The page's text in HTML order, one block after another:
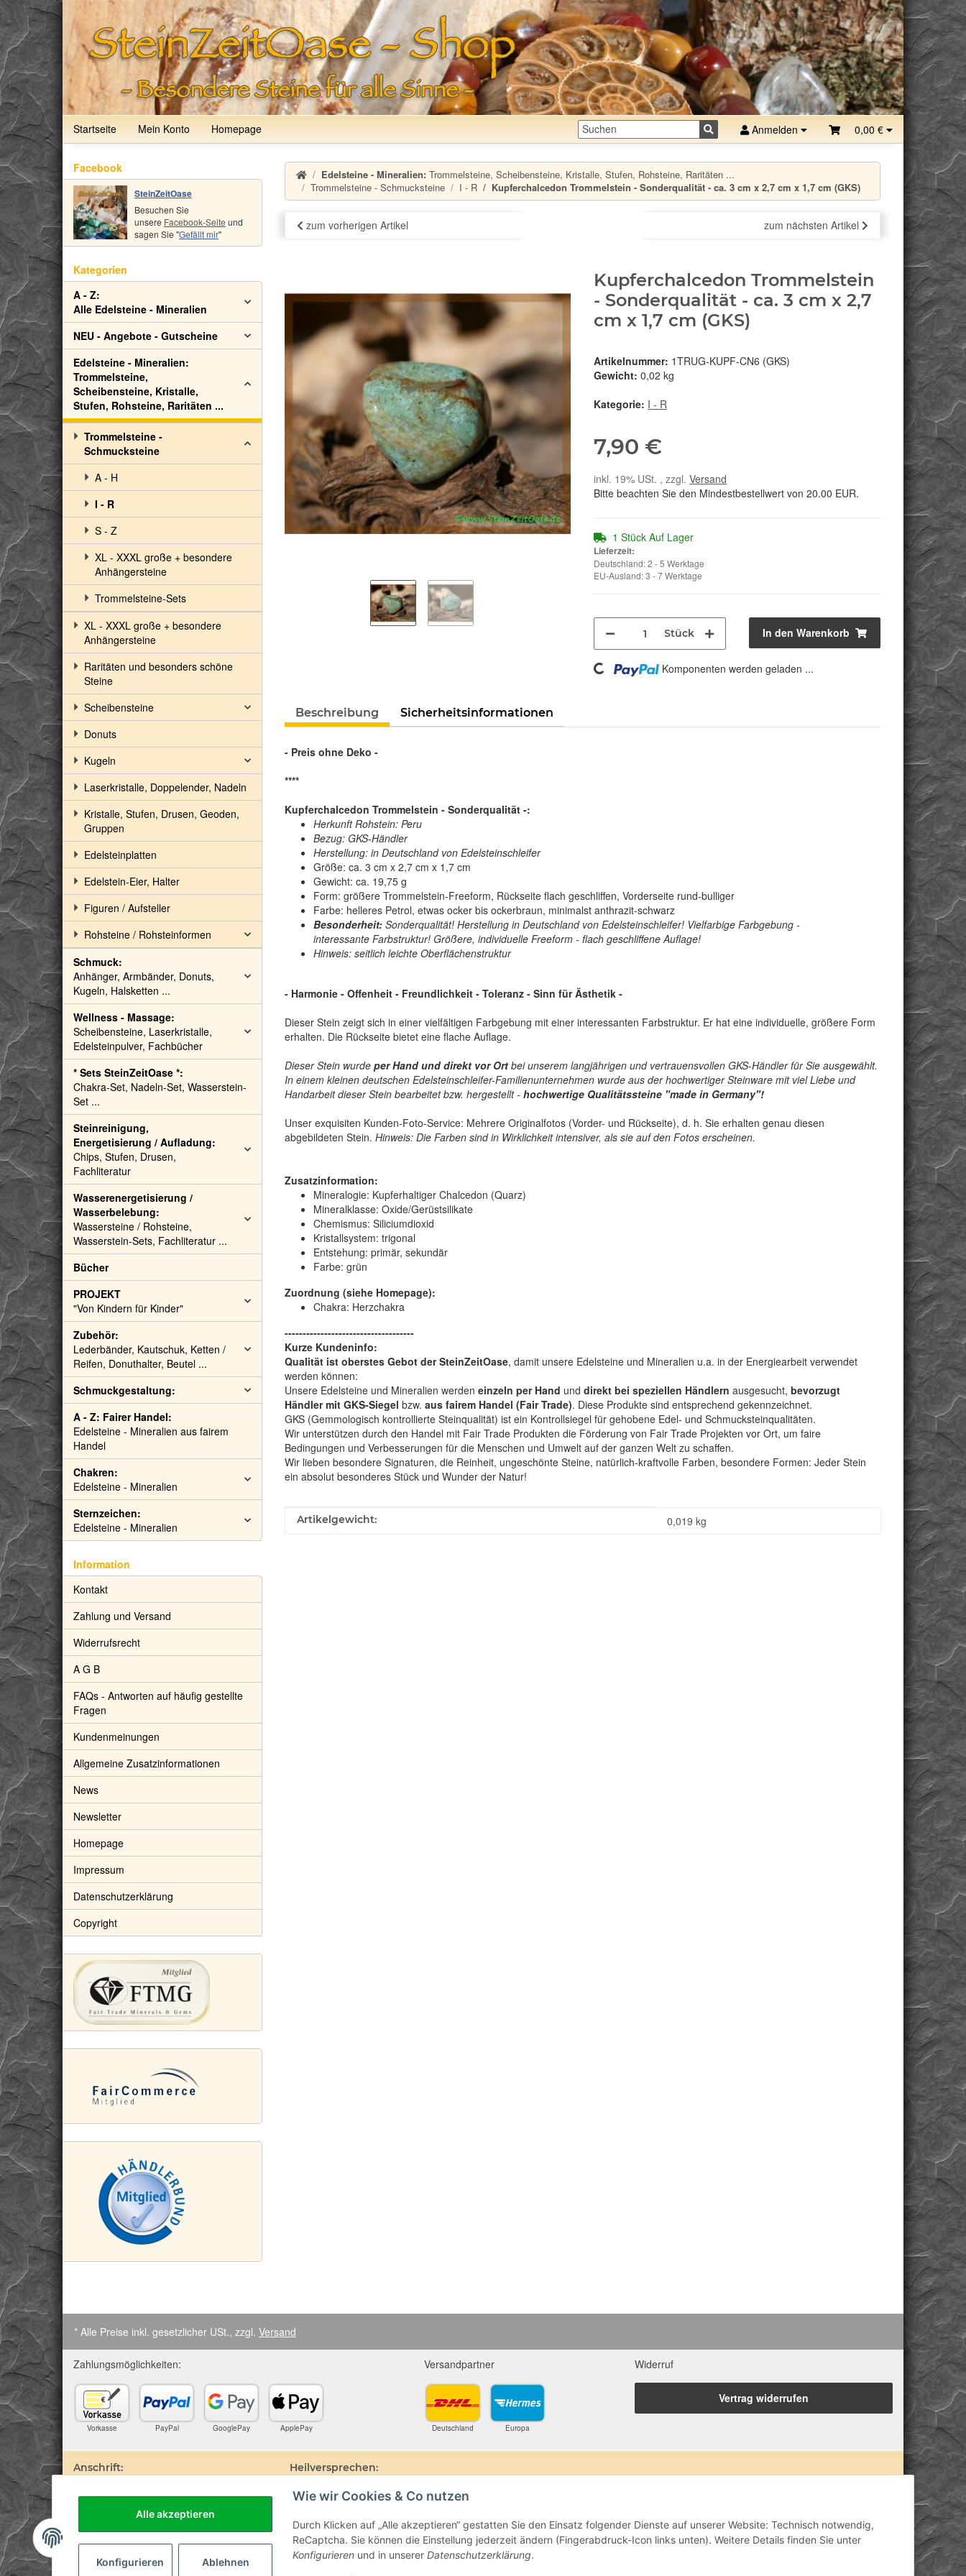
Alle akzeptieren
Konfigurieren Ablehnen
Wie wir Cookies & Co nutzen
Durch Klicken auf „Alle akzeptieren“ gestatten Sie den Einsatz folgender Dienste auf unserer Website: Technisch notwendig,
ReCaptcha. Sie können die Einstellung jederzeit ändern (Fingerabdruck-Icon links unten). Weitere Details finden Sie unter
Konfigurieren und in unserer Datenschutzerklärung.
Startseite Mein Konto Homepage Anmelden 0,00 €
Edelsteine - Mineralien: Trommelsteine, Scheibensteine, Kristalle, Stufen, Rohsteine, Raritäten ...
Trommelsteine - Schmucksteine
I - R Kupferchalcedon Trommelstein - Sonderqualität - ca. 3 cm x 2,7 cm x 1,7 cm (GKS)
zum vorherigen Artikel zum nächsten Artikel
Kupferchalcedon Trommelstein
- Sonderqualität - ca. 3 cm x 2,7
cm x 1,7 cm (GKS)
Artikelnummer: 1TRUG-KUPF-CN6 (GKS)
Gewicht: 0,02 kg
Kategorie: I - R
7,90 €
inkl. 19% USt. , zzgl.Versand
Bitte beachten Sie den Mindestbestellwert von 20.00 EUR.
1 Stück Auf Lager
Lieferzeit:
Deutschland: 2 - 5 Werktage
EU-Ausland: 3 - 7 Werktage
Stück In den Warenkorb
Loading... Komponenten werden geladen ...
Beschreibung Sicherheitsinformationen
- Preis ohne Deko -
****
Kupferchalcedon Trommelstein - Sonderqualität -:
Herkunft Rohstein: Peru
Bezug: GKS-Händler
Herstellung: in Deutschland von Edelsteinschleifer
Größe: ca. 3 cm x 2,7 cm x 1,7 cm
Gewicht: ca. 19,75 g
Form: größere Trommelstein-Freeform, Rückseite flach geschliffen, Vorderseite rund-bulliger
Farbe: helleres Petrol, etwas ocker bis ockerbraun, minimalst anthrazit-schwarz
Besonderheit:Sonderqualität! Herstellung in Deutschland von Edelsteinschleifer! Vielfarbige Farbgebung -
interessante Farbstruktur! Größere, individuelle Freeform - flach geschliffene Auflage!
Hinweis: seitlich leichte Oberflächenstruktur
- Harmonie - Offenheit - Freundlichkeit - Toleranz - Sinn für Ästhetik -
Dieser Stein zeigt sich in einer vielfältigen Farbgebung mit einer interessanten Farbstruktur. Er hat eine individuelle, größere Form
erhalten. Die Rückseite bietet eine flache Auflage.
Dieser Stein wurde per Hand und direkt vor Ortbei unserem langjährigen und vertrauensvollen GKS-Händler für Sie ausgewählt.
In einem kleinen deutschen Edelsteinschleifer-Familienunternehmen wurde aus der hochwertiger Steinware mit viel Liebe und
Handarbeit dieser Stein bearbeitet bzw. hergestellt - hochwertige Qualitätssteine "made in Germany"!
Unser exquisiten Kunden-Foto-Service: Mehrere Originalfotos (Vorder- und Rückseite), d. h. Sie erhalten genau diesen
abgebildeten Stein. Hinweis: Die Farben sind in Wirklichkeit intensiver, als sie auf den Fotos erscheinen.
Zusatzinformation:
Mineralogie: Kupferhaltiger Chalcedon (Quarz)
Mineralklasse: Oxide/Gerüstsilikate
Chemismus: Siliciumdioxid
Kristallsystem: trigonal
Entstehung: primär, sekundär
Farbe: grün
Zuordnung (siehe Homepage):
Chakra: Herzchakra
------------------------------------
Kurze Kundeninfo:
Qualität ist oberstes Gebot der SteinZeitOase, damit unsere Edelsteine und Mineralien u.a. in der Energiearbeit verwendet
werden können:
Unsere Edelsteine und Mineralien werden einzeln per Hand und direkt bei speziellen Händlern ausgesucht, bevorzugt
Händler mit GKS-Siegel bzw. aus fairem Handel (Fair Trade). Diese Produkte sind entsprechend gekennzeichnet.
GKS (Gemmologisch kontrollierte Steinqualität) ist ein Kontrollsiegel für gehobene Edel- und Schmucksteinqualitäten.
Wir unterstützen durch den Handel mit Fair Trade Produkten die Förderung von Fair Trade Projekten vor Ort, um faire
Bedingungen und Verbesserungen für die Menschen und Umwelt auf der ganzen Welt zu schaffen.
Wir lieben besondere Signaturen, die Reinheit, ungeschönte Steine, natürlich-kraftvolle Farben, besondere Formen: Jeder Stein
ein absolut besonderes Stück und Wunder der Natur!
Produkteigenschaft
Wert
Artikelgewicht: 0,019 kg
Facebook
SteinZeitOase
Besuchen Sie
unsere Facebook-Seite und
sagen Sie "Gefällt mir"
Kategorien
A - Z:
Alle Edelsteine - Mineralien
NEU - Angebote - Gutscheine
Edelsteine - Mineralien:
Trommelsteine,
Scheibensteine, Kristalle,
Stufen, Rohsteine, Raritäten ...
Trommelsteine -
Schmucksteine
A - H
I - R
S - Z
XL - XXXL große + besondere
Anhängersteine
Trommelsteine-Sets
XL - XXXL große + besondere
Anhängersteine
Raritäten und besonders schöne
Steine
Scheibensteine
Donuts
Kugeln
Laserkristalle, Doppelender, Nadeln
Kristalle, Stufen, Drusen, Geoden,
Gruppen
Edelsteinplatten
Edelstein-Eier, Halter
Figuren / Aufsteller
Rohsteine / Rohsteinformen
Schmuck:
Anhänger, Armbänder, Donuts,
Kugeln, Halsketten ...
Wellness - Massage:
Scheibensteine, Laserkristalle,
Edelsteinpulver, Fachbücher
* Sets SteinZeitOase *:
Chakra-Set, Nadeln-Set, Wasserstein-
Set ...
Steinreinigung,
Energetisierung / Aufladung:
Chips, Stufen, Drusen,
Fachliteratur
Wasserenergetisierung /
Wasserbelebung:
Wassersteine / Rohsteine,
Wasserstein-Sets, Fachliteratur ...
Bücher
PROJEKT
"Von Kindern für Kinder"
Zubehör:
Lederbänder, Kautschuk, Ketten /
Reifen, Donuthalter, Beutel ...
Schmuckgestaltung:
A - Z: Fairer Handel:
Edelsteine - Mineralien aus fairem
Handel
Chakren:
Edelsteine - Mineralien
Sternzeichen:
Edelsteine - Mineralien
Information
Kontakt
Zahlung und Versand
Widerrufsrecht
A G B
FAQs - Antworten auf häufig gestellte
Fragen
Kundenmeinungen
Allgemeine Zusatzinformationen
News
Newsletter
Homepage
Impressum
Datenschutzerklärung
Copyright
* Alle Preise inkl. gesetzlicher USt., zzgl. Versand
Zahlungsmöglichkeiten:
Vorkasse PayPal GooglePay ApplePay
Versandpartner
Deutschland Europa
Widerruf
Vertrag widerrufen
Anschrift:
SteinZeitOase
Frau Karin Philippin
D-75391 Gechingen
Heilversprechen:
Edelsteine und Mineralien werden im esoterischen Bereich besondere Kräfte und Eigenschaften zugeordnet. Wir weisen ausdrücklich
Prospekten oder dem Vertragspartner überlassenen Unterlagen bisher weder medizinisch anerkannt oder wissenschaftlich nachweisbar
sind. Die gemachten Angaben beruhen ausschließlich auf Überlieferungen und langjähriger Erfahrung. Unsere Produkte ersetzen nie den
Besuch beim Arzt oder Heilpraktiker und sind auch kein Medikamentenersatz. Auch stellen unsere Angaben im ärztlichen Sinne keine
Diagnose- oder Therapieform dar.